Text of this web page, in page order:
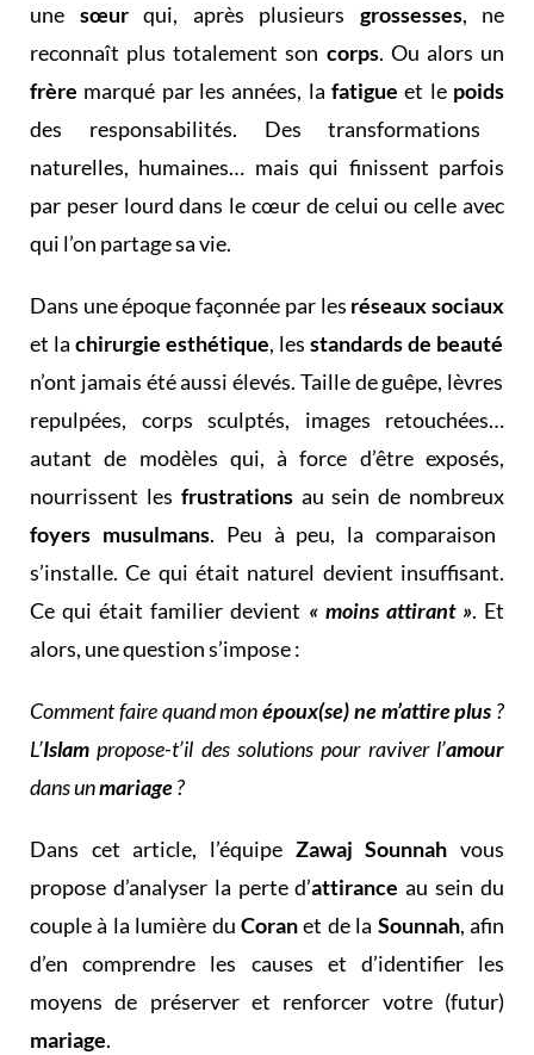
une sœurqui, après plusieurs grossesses, ne
reconnaît plus totalement son corps. Ou alors un
frère marqué par les années, la fatigue et le poids
des responsabilités. Des transformations
naturelles, humaines… mais qui finissent parfois
par peser lourd dans le cœur de celui ou celle avec
qui l’on partage sa vie.
Dans une époque façonnée par les réseaux sociaux
et la chirurgie esthétique, les standards de beauté
n’ont jamais été aussi élevés. Taille de guêpe, lèvres
repulpées, corps sculptés, images retouchées…
autant de modèles qui, à force d’être exposés,
nourrissent les frustrationsau sein de nombreux
foyers musulmans. Peu à peu, la comparaison
s’installe. Ce qui était naturel devient insuffisant.
Ce qui était familier devient « moins attirant ». Et
alors, une question s’impose :
Comment faire quand monépoux(se) ne m’attire plus ?
L’Islam propose-t’il des solutions pour raviver l’amour
dans unmariage?
Dans cet article, l’équipe Zawaj Sounnah vous
propose d’analyser la perte d’attirance au sein du
couple à la lumière du Coranet de la Sounnah, afin
d’en comprendre les causes et d’identifier les
moyens de préserver et renforcer votre (futur)
mariage.